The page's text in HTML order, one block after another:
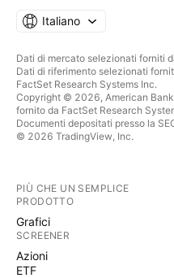
Italiano
Dati di mercato selezionati forniti
Dati di riferimento selezionati
FactSet Research Systems Inc.
Copyright © 2026, American
fornito da FactSet Research
Documenti depositati presso la
© 2026 TradingView, Inc.
PIÙ CHE UN SEMPLICE
PRODOTTO
Grafici
SCREENER
Azioni
ETF